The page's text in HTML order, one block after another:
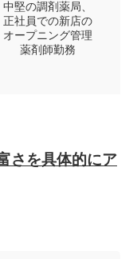
中堅の調剤薬局、
正社員での新店の
オープニング管理
薬剤師勤務
さを具体的にア